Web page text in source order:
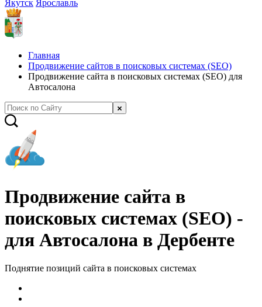
Якутск Ярославль
Главная
Продвижение сайтов в поисковых системах (SEO)
Продвижение сайта в поисковых системах (SEO) для
Автосалона
Продвижение сайта в
поисковых системах (SEO) -
для Автосалона в Дербенте
Поднятие позиций сайта в поисковых системах